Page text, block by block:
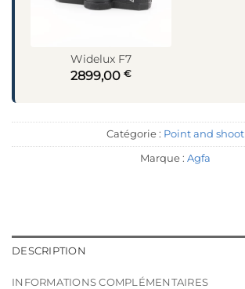
Widelux F7
2899,00 €
Catégorie : Point and shoot
Marque : Agfa
DESCRIPTION
INFORMATIONS COMPLÉMENTAIRES